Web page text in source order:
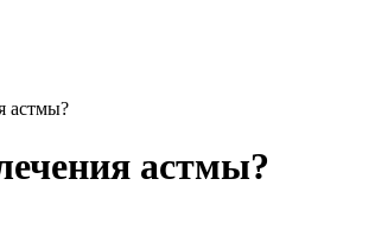
астмы?
астмы?